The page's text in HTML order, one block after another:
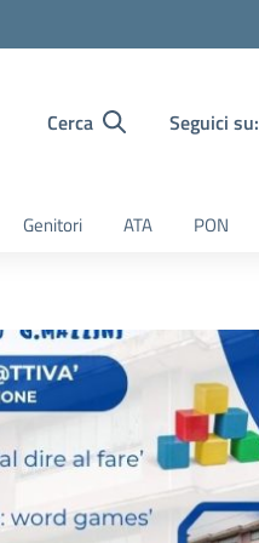
Cerca Seguici su:
Genitori ATA PON